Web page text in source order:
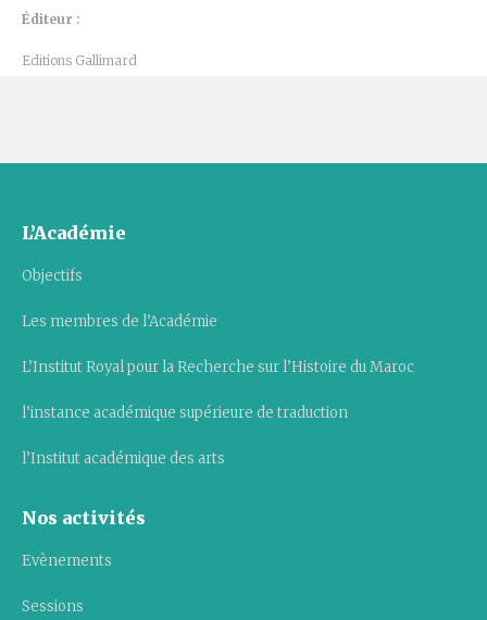
Éditeur :
Editions Gallimard
L’Académie
Objectifs
Les membres de l’Académie
L’Institut Royal pour la Recherche sur l’Histoire du Maroc
l’instance académique supérieure de traduction
l’Institut académique des arts
Nos activités
Evènements
Sessions